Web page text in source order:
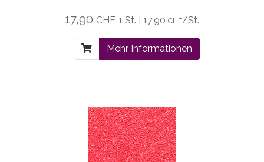
17,90 CHF 1 St. | 17,90 CHF/St.
Mehr Informationen